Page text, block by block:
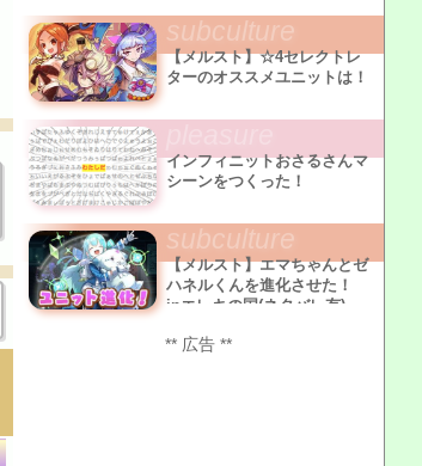
subculture
【メルスト】☆4セレクトレ
ターのオススメユニットは！
インフィニットおさるさんマ
シーンをつくった！
subculture
【メルスト】エマちゃんとゼ
ハネルくんを進化させた！
inエレキの国(ネタバレ有)
** 広告 **